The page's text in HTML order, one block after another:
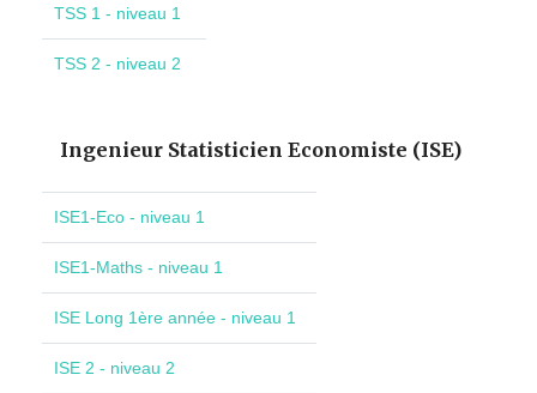
TSS 1 - niveau 1
TSS 2 - niveau 2
Ingenieur Statisticien Economiste (ISE)
ISE1-Eco - niveau 1
ISE1-Maths - niveau 1
ISE Long 1ère année - niveau 1
ISE 2 - niveau 2